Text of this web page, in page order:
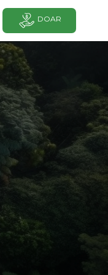
DOAR